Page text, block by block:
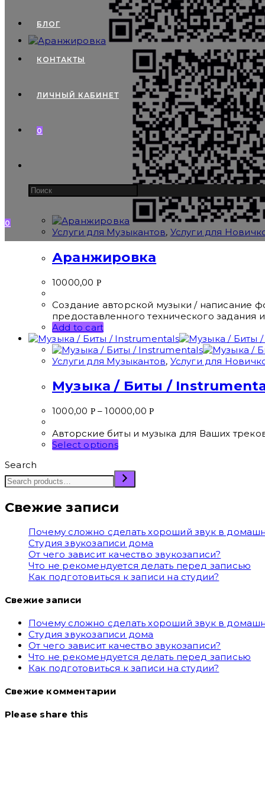
БЛОГ
КОНТАКТЫ
ЛИЧНЫЙ КАБИНЕТ
0
Search
this
0
Услуги для Музыкантов, Услуги для
Аранжировка
10000,00 Р
Создание авторской музыки / написание
предоставленного технического задания
Add to cart
Услуги для Музыкантов, Услуги для
Музыка / Биты /
1000,00 Р–10000,00Р
Авторские биты и музыка для Ваших
Select options
Search
Свежие записи
Почему сложно сделать хороший звук в
Студия звукозаписи дома
От чего зависит качество звукозаписи?
Что не рекомендуется делать перед записью
Как подготовиться к записи на студии?
Свежие записи
Почему сложно сделать хороший звук в
Студия звукозаписи дома
От чего зависит качество звукозаписи?
Что не рекомендуется делать перед записью
Как подготовиться к записи на студии?
Свежие комментарии
Please share this